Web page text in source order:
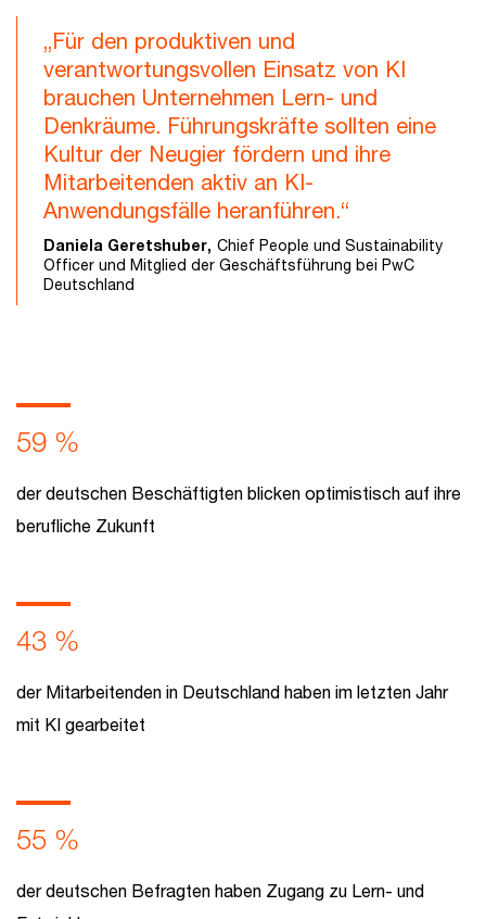
„Für den produktiven und
verantwortungsvollen Einsatz von KI
brauchen Unternehmen Lern- und
Denkräume. Führungskräfte sollten eine
Kultur der Neugier fördern und ihre
Mitarbeitenden aktiv an KI-
Anwendungsfälle heranführen.“
Daniela Geretshuber, Chief People und Sustainability
Officer und Mitglied der Geschäftsführung bei PwC
Deutschland
59 %
der deutschen Beschäftigten blicken optimistisch auf ihre
berufliche Zukunft
43 %
der Mitarbeitenden in Deutschland haben im letzten Jahr
mit KI gearbeitet
55 %
der deutschen Befragten haben Zugang zu Lern- und